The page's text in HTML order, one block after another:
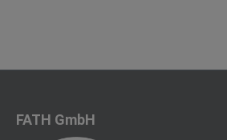
FATH GmbH